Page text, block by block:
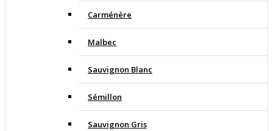
Carménère
Malbec
Sauvignon Blanc
Sémillon
Sauvignon Gris